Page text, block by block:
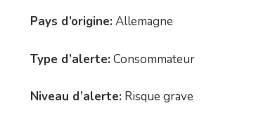
Pays d’origine: Allemagne
Type d’alerte: Consommateur
Niveau d’alerte: Risque grave